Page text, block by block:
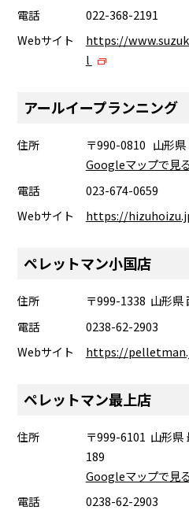
電話
022-368-2191
Webサイト
https://
l
アールイープランニング
住所
〒990-0810 山形県
Googleマップで見る
電話
023-674-0659
Webサイト
https://
ペレットマン小国店
住所
〒999-1338 山形県
電話
0238-62-2903
Webサイト
https://
ペレットマン最上店
住所
〒999-6101 山形県
189
Googleマップで見る
電話
0238-62-2903